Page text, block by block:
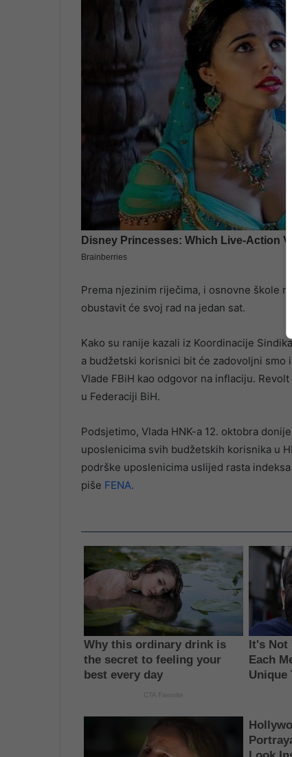
Prema njezinim riječima, i osnovne škole
obustavit će svoj rad na jedan sat.
Kako su ranije kazali iz Koordinacije
a budžetski korisnici bit će zadovoljni smo
Vlade FBiH kao odgovor na inflaciju.
u Federaciji BiH.
Podsjetimo, Vlada HNK-a 12. oktobra
uposlenicima svih budžetskih korisnika u
podrške uposlenicima uslijed rasta
piše FENA.